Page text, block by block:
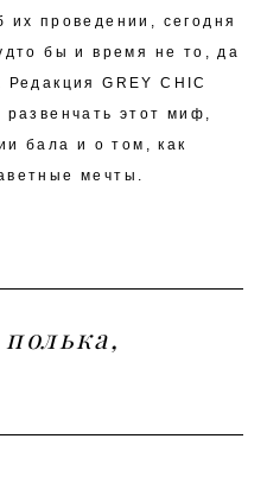
проведении, сегодня
бы и время не то, да
GREY CHIC
развенчать этот миф,
бала и о том, как
мечты.